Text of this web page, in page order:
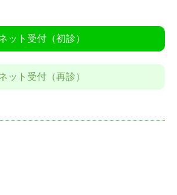
ット受付（初診）
ット受付（再診）